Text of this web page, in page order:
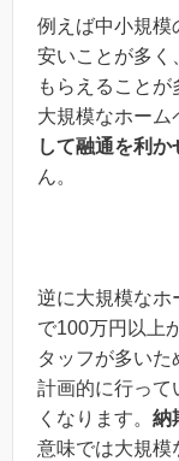
例えば中小規模
安いことが多く
もらえることが
大規模なホーム
して融通を利か
ん。
逆に大規模なホ
で100万円以上
タッフが多いた
計画的に行って
くなります。 納
意味では大規模